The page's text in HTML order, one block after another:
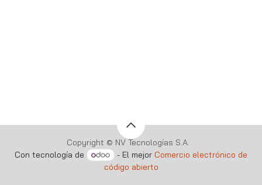
Copyright © NV Tecnologías S.A.
Con tecnología de
- El mejor Comercio electrónico de
código abierto